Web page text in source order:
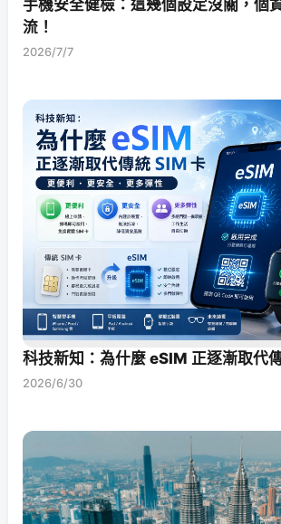
手機安全健檢：這幾個設定沒關，個
流！
2026/7/7
科技新知：為什麼 eSIM 正逐漸取代
2026/6/30